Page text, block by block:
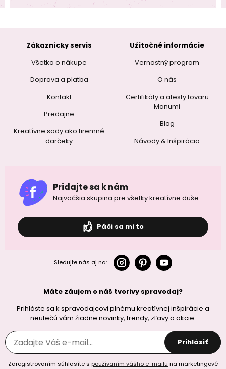
Zákaznícky servis
Všetko o nákupe
Doprava a platba
Kontakt
Predajne
Kreatívne sady ako firemné
darčeky
Užitočné informácie
Vernostný program
O nás
Certifikáty a atesty tovaru
Manumi
Blog
Návody & Inšpirácia
Pridajte sa k nám
Najväčšia skupina pre všetky kreatívne duše
Páči sa mi to
Sledujte nás aj na:
Máte záujem o náš tvorivy spravodaj?
Prihláste sa k spravodajcovi plnému kreatívnej inšpirácie a
neutečú vám žiadne novinky, trendy, zľavy a akcie.
Prihlásiť
Zaregistrovaním súhlasíte s používaním vášho e-mailu na marketingové